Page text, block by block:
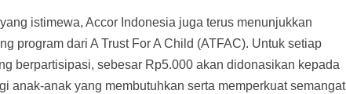
istimewa, Accor Indonesia juga terus menunjukkan
program dari A Trust For A Child (ATFAC). Untuk setiap
berpartisipasi, sebesar Rp5.000 akan didonasikan kepada
anak-anak yang membutuhkan serta memperkuat semangat